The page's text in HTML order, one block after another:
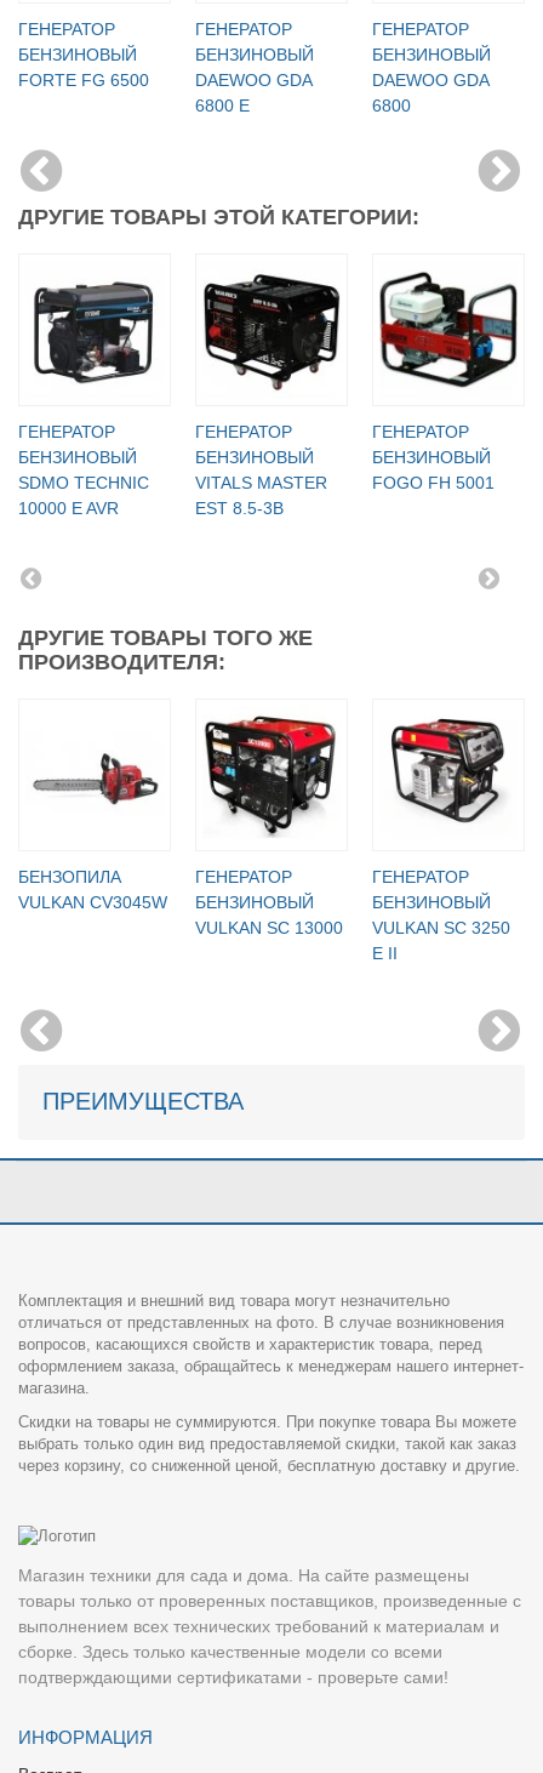
ГЕНЕРАТОР
БЕНЗИНОВЫЙ
FORTE FG 6500
ГЕНЕРАТОР
БЕНЗИНОВЫЙ
DAEWOO GDA
6800 Е
ГЕНЕРАТОР
БЕНЗИНОВЫЙ
DAEWOO GDA
6800
ДРУГИЕ ТОВАРЫ ЭТОЙ КАТЕГОРИИ:
ГЕНЕРАТОР
БЕНЗИНОВЫЙ
SDMO TECHNIC
10000 E AVR
ГЕНЕРАТОР
БЕНЗИНОВЫЙ
VITALS MASTER
EST 8.5-3B
ГЕНЕРАТОР
БЕНЗИНОВЫЙ
FOGO FH 5001
ДРУГИЕ ТОВАРЫ ТОГО ЖЕ
ПРОИЗВОДИТЕЛЯ:
БЕНЗОПИЛА
VULKAN CV3045W
ГЕНЕРАТОР
БЕНЗИНОВЫЙ
VULKAN SC 13000
ГЕНЕРАТОР
БЕНЗИНОВЫЙ
VULKAN SC 3250
E ІІ
ПРЕИМУЩЕСТВА
Комплектация и внешний вид товара могут незначительно
отличаться от представленных на фото. В случае возникновения
вопросов, касающихся свойств и характеристик товара, перед
оформлением заказа, обращайтесь к менеджерам нашего интернет-
магазина.
Скидки на товары не суммируются. При покупке товара Вы можете
выбрать только один вид предоставляемой скидки, такой как заказ
через корзину, со сниженной ценой, бесплатную доставку и другие.
Магазин техники для сада и дома. На сайте размещены
товары только от проверенных поставщиков, произведенные с
выполнением всех технических требований к материалам и
сборке. Здесь только качественные модели со всеми
подтверждающими сертификатами - проверьте сами!
ИНФОРМАЦИЯ